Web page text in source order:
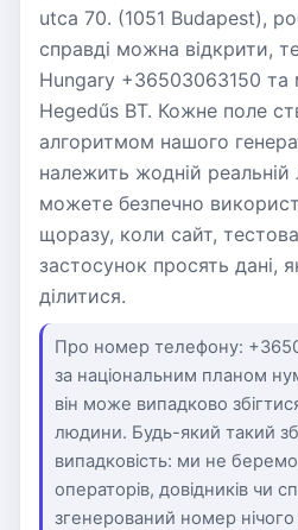
utca 70. (1051 Budapest),
справді можна відкрити,
Hungary +36503063150
Hegedűs BT. Кожне поле
алгоритмом нашого
належить жодній
можете безпечно
щоразу, коли сайт,
застосунок просять дані,
ділитися.
Про номер телефону:
за національним планом
він може випадково
людини. Будь-який такий
випадковість: ми не
операторів, довідників чи
згенерований номер